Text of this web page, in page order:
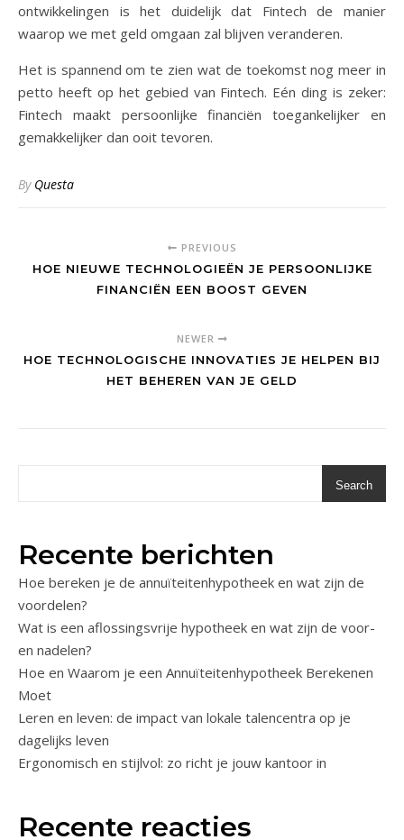
ontwikkelingen is het duidelijk dat Fintech de manier
waarop we met geld omgaan zal blijven veranderen.
Het is spannend om te zien wat de toekomst nog meer in
petto heeft op het gebied van Fintech. Eén ding is zeker:
Fintech maakt persoonlijke financiën toegankelijker en
gemakkelijker dan ooit tevoren.
By Questa
PREVIOUS
HOE NIEUWE TECHNOLOGIEËN JE PERSOONLIJKE
FINANCIËN EEN BOOST GEVEN
NEWER
HOE TECHNOLOGISCHE INNOVATIES JE HELPEN BIJ
HET BEHEREN VAN JE GELD
Search
Recente berichten
Hoe bereken je de annuïteitenhypotheek en wat zijn de
voordelen?
Wat is een aflossingsvrije hypotheek en wat zijn de voor-
en nadelen?
Hoe en Waarom je een Annuïteitenhypotheek Berekenen
Moet
Leren en leven: de impact van lokale talencentra op je
dagelijks leven
Ergonomisch en stijlvol: zo richt je jouw kantoor in
Recente reacties